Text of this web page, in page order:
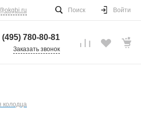
Поиск Войти
(495) 780-80-81
Заказать звонок
колодца